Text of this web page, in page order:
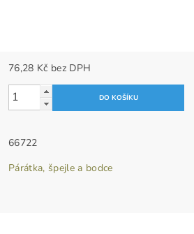
76,28 Kč bez DPH
66722
Párátka, špejle a bodce